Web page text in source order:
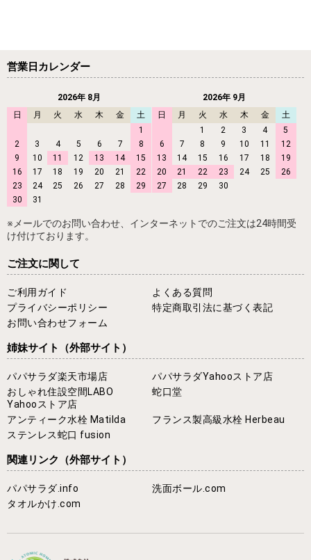
営業日カレンダー
2026年 8月
日
月 火 水 木 金
土
1
2
3 4 5 6 7
8
9
10 11 12 13 14
15
16
17 18 19 20 21
22
23
24 25 26 27 28
29
30
31
2026年 9月
日
月 火 水 木 金
土
1
2 3 4
5
6
7 8 9 10 11
12
13
14 15 16 17 18
19
20
21 22 23 24 25
26
27
28 29 30
※メールでのお問い合わせ、インターネットでのご注文は24時間受
け付けております。
ご注文に関して
ご利用ガイド
よくある質問
プライバシーポリシー
特定商取引法に基づく表記
お問い合わせフォーム
姉妹サイト （外部サイト）
パパサラダ楽天市場店
パパサラダYahooストア店
おしゃれ住設空間LABO
Yahooストア店
蛇口堂
アンティーク水栓 Matilda
フランス製高級水栓 Herbeau
ステンレス蛇口 fusion
関連リンク （外部サイト）
パパサラダ.info
洗面ボール.com
タオルかけ.com